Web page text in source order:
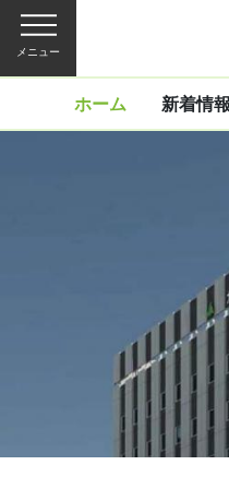
メニュー
ホーム 新着情報